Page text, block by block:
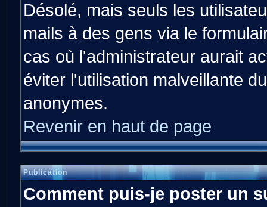
Désolé, mais seuls les
mails à des gens via le
cas où l'administrateur aurait
éviter l'utilisation malveillante
anonymes.
Revenir en haut de page
Publication
Comment puis-je poster un